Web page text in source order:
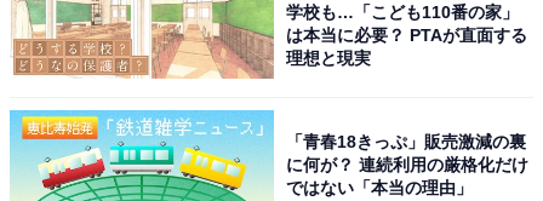
学校も…「こども110番の家」
は本当に必要？ PTAが直面する
理想と現実
「青春18きっぷ」販売激減の裏
に何が？ 連続利用の厳格化だけ
ではない「本当の理由」